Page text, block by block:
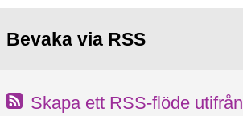
Bevaka via RSS
Skapa ett RSS-flöde utifrån